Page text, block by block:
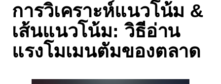
การวิเคราะห์แนวโน้ม &
เส้นแนวโน้ม: วิธีอ่าน
แรงโมเมนตัมของตลาด